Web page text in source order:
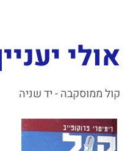
אולי
קול ממוסקבה - יד שניה